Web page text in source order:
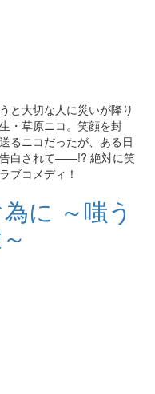
と大切な人に災いが降り
・草原ニコ。笑顔を封
るニコだったが、ある日
告白されて――!? 絶対に笑
ブコメディ！
に ～嗤う